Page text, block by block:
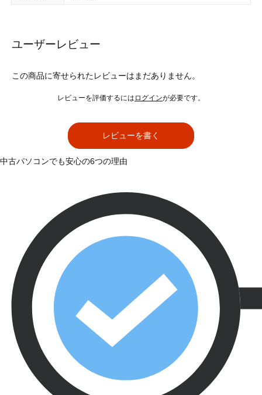
ユーザーレビュー
この商品に寄せられたレビューはまだありません。
レビューを評価するには ログインが必要です。
レビューを書く
中古パソコンでも安心の6つの理由